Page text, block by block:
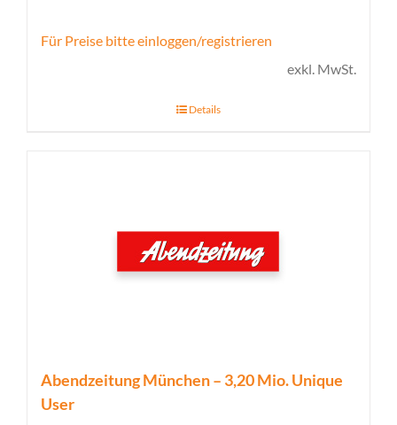
Für Preise bitte einloggen/registrieren
exkl. MwSt.
Details
Abendzeitung München – 3,20 Mio. Unique
User